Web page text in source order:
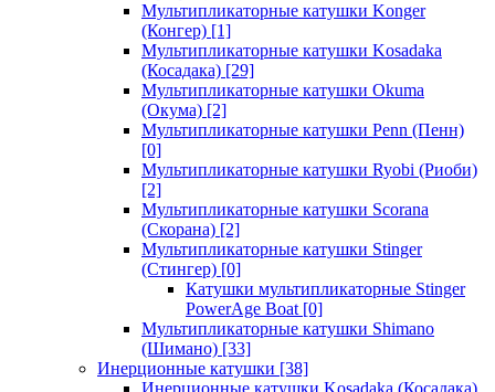
Мультипликаторные катушки Konger
(Конгер) [1]
Мультипликаторные катушки Kosadaka
(Косадака) [29]
Мультипликаторные катушки Okuma
(Окума) [2]
Мультипликаторные катушки Penn (Пенн)
[0]
Мультипликаторные катушки Ryobi (Риоби)
[2]
Мультипликаторные катушки Scorana
(Скорана) [2]
Мультипликаторные катушки Stinger
(Стингер) [0]
Катушки мультипликаторные Stinger
PowerAge Boat [0]
Мультипликаторные катушки Shimano
(Шимано) [33]
Инерционные катушки [38]